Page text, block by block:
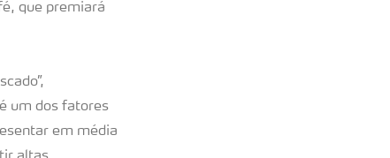
que premiará
um dos fatores
em média